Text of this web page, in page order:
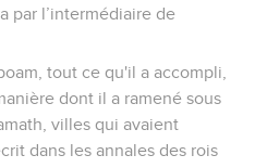
par l’intermédiaire de
tout ce qu'il a accompli,
dont il a ramené sous
villes qui avaient
dans les annales des rois